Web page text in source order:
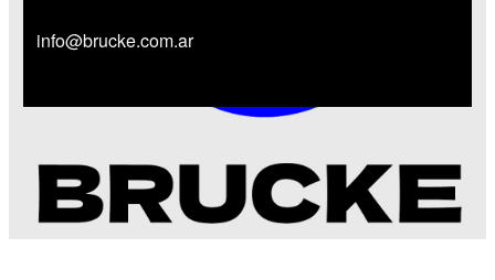
info@brucke.com.ar